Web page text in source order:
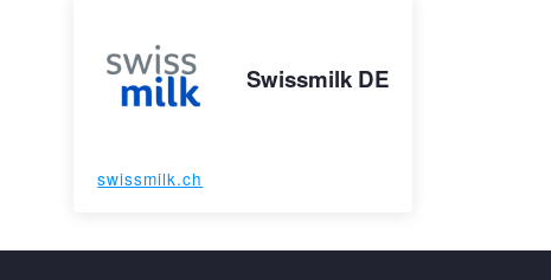
Swissmilk DE
swissmilk.ch